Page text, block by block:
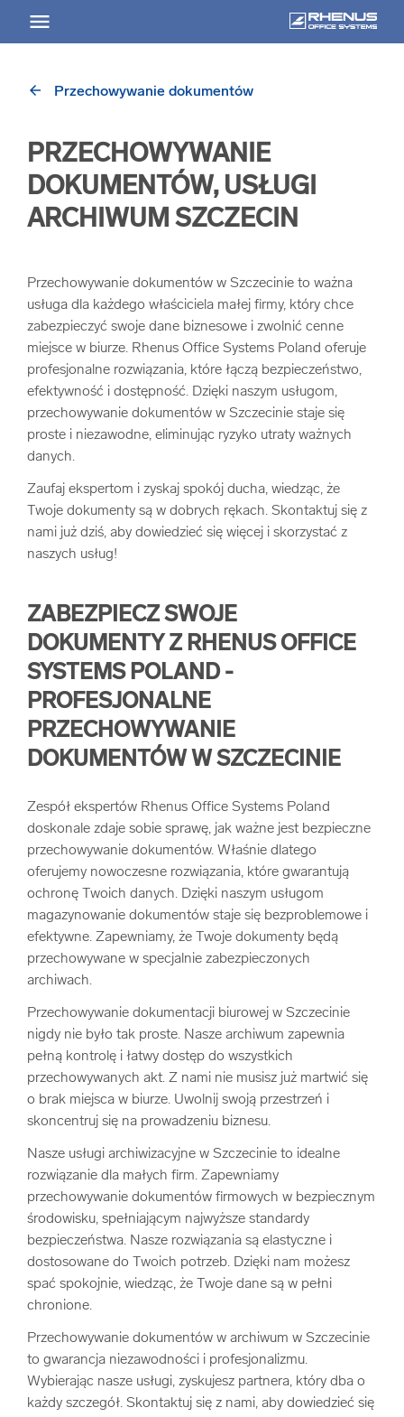
USŁUGI
Usługi Przegląd
Archiwizowanie dokumentów arrow_forward
Przechowywanie dokumentacji arrow_forward
Usługi digitalizacjyjne arrow_forward
Osuszanie dokumentów arrow_forward
Pozostałe usługi arrow_forward
arrow_back Przechowywanie dokumentów
PRZECHOWYWANIE
DOKUMENTÓW, USŁUGI
ARCHIWUM SZCZECIN
Przechowywanie dokumentów w Szczecinie to ważna
usługa dla każdego właściciela małej firmy, który chce
zabezpieczyć swoje dane biznesowe i zwolnić cenne
miejsce w biurze. Rhenus Office Systems Poland oferuje
profesjonalne rozwiązania, które łączą bezpieczeństwo,
efektywność i dostępność. Dzięki naszym usługom,
przechowywanie dokumentów w Szczecinie staje się
proste i niezawodne, eliminując ryzyko utraty ważnych
danych.
Zaufaj ekspertom i zyskaj spokój ducha, wiedząc, że
Twoje dokumenty są w dobrych rękach. Skontaktuj się z
nami już dziś, aby dowiedzieć się więcej i skorzystać z
naszych usług!
ZABEZPIECZ SWOJE
DOKUMENTY Z RHENUS OFFICE
SYSTEMS POLAND -
PROFESJONALNE
PRZECHOWYWANIE
DOKUMENTÓW W SZCZECINIE
Zespół ekspertów Rhenus Office Systems Poland
doskonale zdaje sobie sprawę, jak ważne jest bezpieczne
przechowywanie dokumentów. Właśnie dlatego
oferujemy nowoczesne rozwiązania, które gwarantują
ochronę Twoich danych. Dzięki naszym usługom
magazynowanie dokumentów staje się bezproblemowe i
efektywne. Zapewniamy, że Twoje dokumenty będą
przechowywane w specjalnie zabezpieczonych
archiwach.
Przechowywanie dokumentacji biurowej w Szczecinie
nigdy nie było tak proste. Nasze archiwum zapewnia
pełną kontrolę i łatwy dostęp do wszystkich
przechowywanych akt. Z nami nie musisz już martwić się
o brak miejsca w biurze. Uwolnij swoją przestrzeń i
skoncentruj się na prowadzeniu biznesu.
Nasze usługi archiwizacyjne w Szczecinie to idealne
rozwiązanie dla małych firm. Zapewniamy
przechowywanie dokumentów firmowych w bezpiecznym
środowisku, spełniającym najwyższe standardy
bezpieczeństwa. Nasze rozwiązania są elastyczne i
dostosowane do Twoich potrzeb. Dzięki nam możesz
spać spokojnie, wiedząc, że Twoje dane są w pełni
chronione.
Przechowywanie dokumentów w archiwum w Szczecinie
to gwarancja niezawodności i profesjonalizmu.
Wybierając nasze usługi, zyskujesz partnera, który dba o
każdy szczegół. Skontaktuj się z nami, aby dowiedzieć się